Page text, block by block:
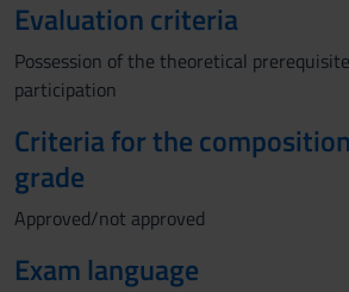
Evaluation criteria
Possession of the theoretical
participation
Criteria for the
grade
Approved/not approved
Exam language